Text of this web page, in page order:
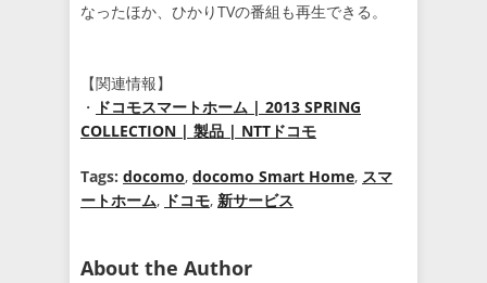
なったほか、ひかりTVの番組も再生できる。
【関連情報】
・ ドコモスマートホーム | 2013 SPRING
COLLECTION | 製品 | NTTドコモ
Tags: docomo, docomo Smart Home, スマ
ートホーム, ドコモ, 新サービス
About the Author